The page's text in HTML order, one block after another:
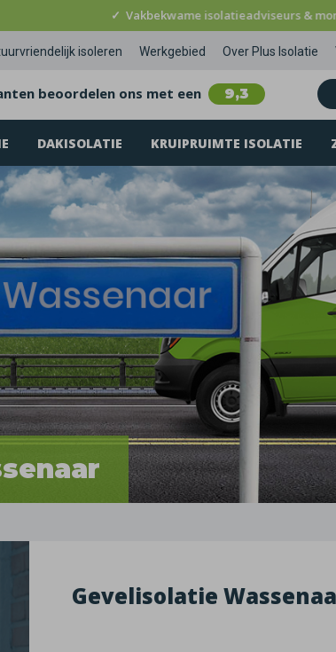
✓ Vakbekwame isolatieadviseurs &
isoleren Werkgebied Over Plus Isolatie
beoordelen ons met een 9,3
DAKISOLATIE KRUIPRUIMTE ISOLATIE
Gevelisolatie